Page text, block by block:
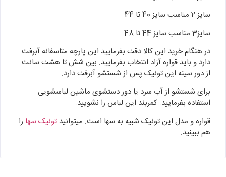
سایز 2 مناسب سایز 40 تا 44
سایز3 مناسب سایز 44 تا 48
در هنگام خرید این کالا دقت بفرمایید این پارچه متاسفانه آبرفت
دارد و باید قواره آزاد انتخاب بفرمایید. بین شش تا هشت سانت
از دور سینه این تونیک پس از شستشو آبرفت دارد.
برای شستشو از آب سرد یا دور دستشوی ماشین لباسشویی
استفاده بفرمایید. کمربند این لباس را نشویید.
قواره و مدل این تونیک شبیه به سها است. میتوانید تونیک سها را
هم ببینید.